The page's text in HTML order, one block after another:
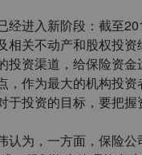
经进入新阶段：截至
相关不动产和股权投
资渠道，给保险资金
作为最大的机构投
于投资的目标，要把
认为，一方面，保险